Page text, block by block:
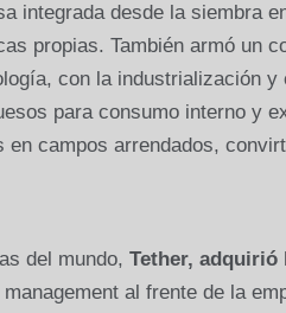
integrada desde la siembra
propias. También armó un
con la industrialización y
para consumo interno y
campos arrendados,
del mundo, Tether, adquirió
al frente de la